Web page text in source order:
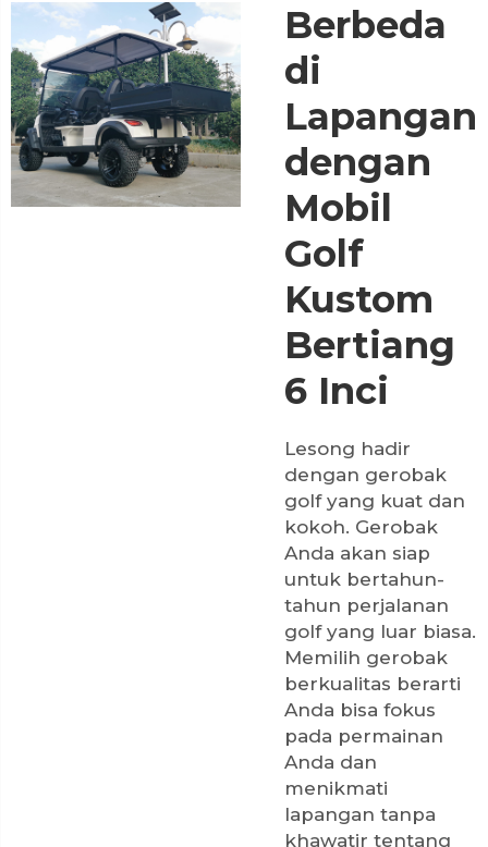
Berbeda
di
Lapangan
dengan
Mobil
Golf
Kustom
Bertiang
6 Inci
Lesong hadir
dengan gerobak
golf yang kuat dan
kokoh. Gerobak
Anda akan siap
untuk bertahun-
tahun perjalanan
golf yang luar biasa.
Memilih gerobak
berkualitas berarti
Anda bisa fokus
pada permainan
Anda dan
menikmati
lapangan tanpa
khawatir tentang